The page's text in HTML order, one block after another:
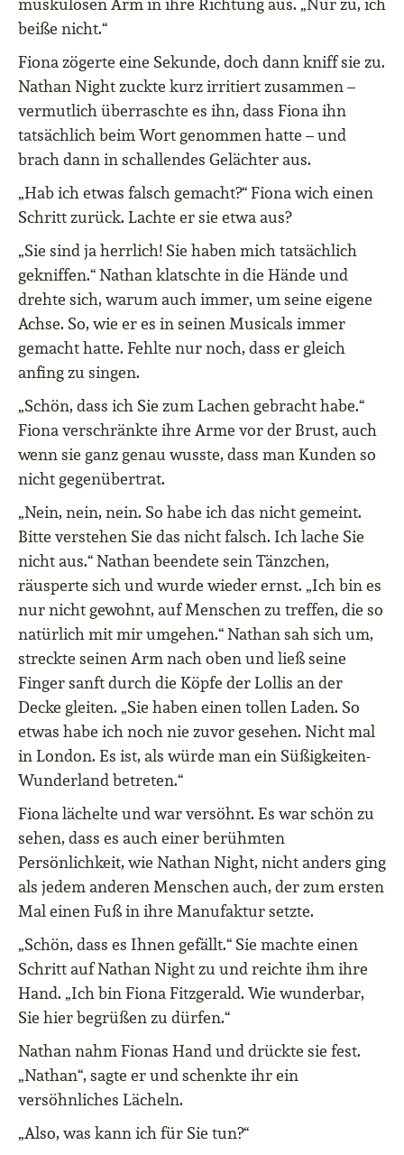
beiße nicht.“
Fiona zögerte eine Sekunde, doch dann kniff sie zu.
Nathan Night zuckte kurz irritiert zusammen –
vermutlich überraschte es ihn, dass Fiona ihn
tatsächlich beim Wort genommen hatte – und
brach dann in schallendes Gelächter aus.
„Hab ich etwas falsch gemacht?“ Fiona wich einen
Schritt zurück. Lachte er sie etwa aus?
„Sie sind ja herrlich! Sie haben mich tatsächlich
gekniffen.“ Nathan klatschte in die Hände und
drehte sich, warum auch immer, um seine eigene
Achse. So, wie er es in seinen Musicals immer
gemacht hatte. Fehlte nur noch, dass er gleich
anfing zu singen.
„Schön, dass ich Sie zum Lachen gebracht habe.“
Fiona verschränkte ihre Arme vor der Brust, auch
wenn sie ganz genau wusste, dass man Kunden so
nicht gegenübertrat.
„Nein, nein, nein. So habe ich das nicht gemeint.
Bitte verstehen Sie das nicht falsch. Ich lache Sie
nicht aus.“ Nathan beendete sein Tänzchen,
räusperte sich und wurde wieder ernst. „Ich bin es
nur nicht gewohnt, auf Menschen zu treffen, die so
natürlich mit mir umgehen.“ Nathan sah sich um,
streckte seinen Arm nach oben und ließ seine
Finger sanft durch die Köpfe der Lollis an der
Decke gleiten. „Sie haben einen tollen Laden. So
etwas habe ich noch nie zuvor gesehen. Nicht mal
in London. Es ist, als würde man ein Süßigkeiten-
Wunderland betreten.“
Fiona lächelte und war versöhnt. Es war schön zu
sehen, dass es auch einer berühmten
Persönlichkeit, wie Nathan Night, nicht anders ging
als jedem anderen Menschen auch, der zum ersten
Mal einen Fuß in ihre Manufaktur setzte.
„Schön, dass es Ihnen gefällt.“ Sie machte einen
Schritt auf Nathan Night zu und reichte ihm ihre
Hand. „Ich bin Fiona Fitzgerald. Wie wunderbar,
Sie hier begrüßen zu dürfen.“
Nathan nahm Fionas Hand und drückte sie fest.
„Nathan“, sagte er und schenkte ihr ein
versöhnliches Lächeln.
„Also, was kann ich für Sie tun?“